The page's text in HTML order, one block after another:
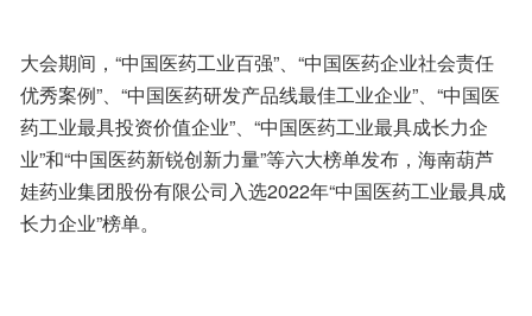
大会期间，“中国医药工业百强”、“中国医药企业社会责任
优秀案例”、“中国医药研发产品线最佳工业企业”、“中国医
药工业最具投资价值企业”、“中国医药工业最具成长力企
业”和“中国医药新锐创新力量”等六大榜单发布，海南葫芦
娃药业集团股份有限公司入选2022年“中国医药工业最具成
长力企业”榜单。